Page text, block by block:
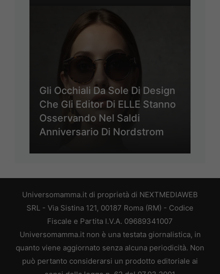
Gli Occhiali Da Sole Di Design
Che Gli Editor Di ELLE Stanno
Osservando Nel Saldi
Anniversario Di Nordstrom
Universomamma.it di proprietà di NEXTMEDIAWEB
SRL - Via Sistina 121, 00187 Roma (RM) - Codice
Fiscale e Partita I.V.A. 09689341007
Universomamma.it non è una testata giornalistica, in
quanto viene aggiornato senza alcuna periodicità. Non
può pertanto considerarsi un prodotto editoriale ai